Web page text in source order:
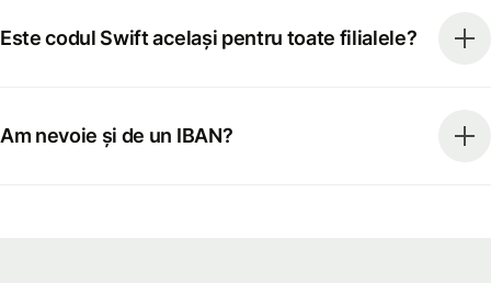
Este codul Swift același pentru toate filialele?
Am nevoie și de un IBAN?